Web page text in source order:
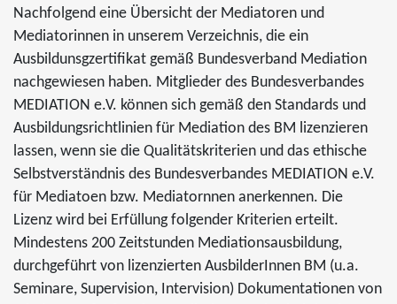
Nachfolgend eine Übersicht der Mediatoren und
Mediatorinnen in unserem Verzeichnis, die ein
Ausbildunsgzertifikat gemäß Bundesverband Mediation
nachgewiesen haben. Mitglieder des Bundesverbandes
MEDIATION e.V. können sich gemäß den Standards und
Ausbildungsrichtlinien für Mediation des BM lizenzieren
lassen, wenn sie die Qualitätskriterien und das ethische
Selbstverständnis des Bundesverbandes MEDIATION e.V.
für Mediatoen bzw. Mediatornnen anerkennen. Die
Lizenz wird bei Erfüllung folgender Kriterien erteilt.
Mindestens 200 Zeitstunden Mediationsausbildung,
durchgeführt von lizenzierten AusbilderInnen BM (u.a.
Seminare, Supervision, Intervision) Dokumentationen von